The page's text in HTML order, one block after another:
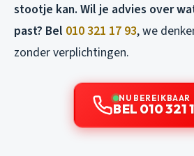
stootje kan. Wil je advies over
past? Bel 010 321 17 93, we
zonder verplichtingen.
NU BEREIKBAAR
BEL 010 321